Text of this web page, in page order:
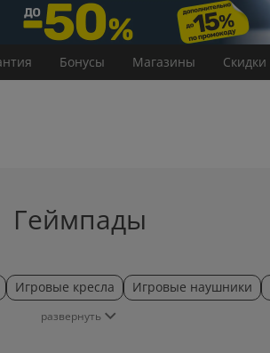
Бонусы Магазины Скидки
Геймпады
Игровые кресла Игровые наушники
развернуть